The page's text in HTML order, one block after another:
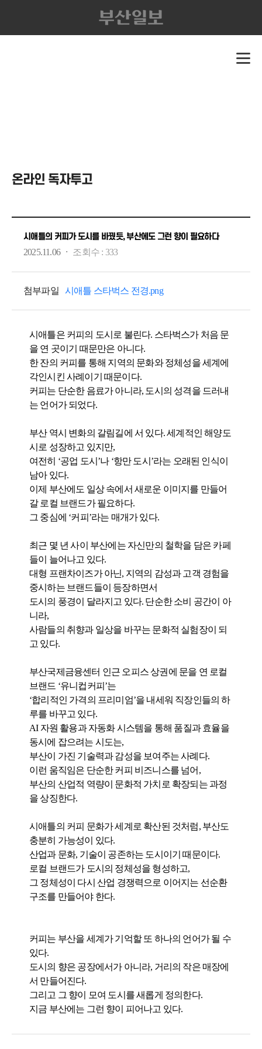
온라인 독자투고
시애틀의 커피가 도시를 바꿨듯, 부산에도 그런 향이 필요하다
2025.11.06 · 조회수 : 333
첨부파일 시애틀 스타벅스 전경.png
시애틀은 커피의 도시로 불린다. 스타벅스가 처음 문
을 연 곳이기 때문만은 아니다.
한 잔의 커피를 통해 지역의 문화와 정체성을 세계에
각인시킨 사례이기 때문이다.
커피는 단순한 음료가 아니라, 도시의 성격을 드러내
는 언어가 되었다.
부산 역시 변화의 갈림길에 서 있다. 세계적인 해양도
시로 성장하고 있지만,
여전히 ‘공업 도시’나 ‘항만 도시’라는 오래된 인식이
남아 있다.
이제 부산에도 일상 속에서 새로운 이미지를 만들어
갈 로컬 브랜드가 필요하다.
그 중심에 ‘커피’라는 매개가 있다.
최근 몇 년 사이 부산에는 자신만의 철학을 담은 카페
들이 늘어나고 있다.
대형 프랜차이즈가 아닌, 지역의 감성과 고객 경험을
중시하는 브랜드들이 등장하면서
도시의 풍경이 달라지고 있다. 단순한 소비 공간이 아
니라,
사람들의 취향과 일상을 바꾸는 문화적 실험장이 되
고 있다.
부산국제금융센터 인근 오피스 상권에 문을 연 로컬
브랜드 ‘유니컵커피’는
‘합리적인 가격의 프리미엄’을 내세워 직장인들의 하
루를 바꾸고 있다.
AI 자원 활용과 자동화 시스템을 통해 품질과 효율을
동시에 잡으려는 시도는,
부산이 가진 기술력과 감성을 보여주는 사례다.
이런 움직임은 단순한 커피 비즈니스를 넘어,
부산의 산업적 역량이 문화적 가치로 확장되는 과정
을 상징한다.
시애틀의 커피 문화가 세계로 확산된 것처럼, 부산도
충분히 가능성이 있다.
산업과 문화, 기술이 공존하는 도시이기 때문이다.
로컬 브랜드가 도시의 정체성을 형성하고,
그 정체성이 다시 산업 경쟁력으로 이어지는 선순환
구조를 만들어야 한다.
커피는 부산을 세계가 기억할 또 하나의 언어가 될 수
있다.
도시의 향은 공장에서가 아니라, 거리의 작은 매장에
서 만들어진다.
그리고 그 향이 모여 도시를 새롭게 정의한다.
지금 부산에는 그런 향이 피어나고 있다.